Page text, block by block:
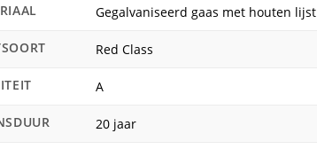
Gegalvaniseerd gaas met houten lijst
Red Class
A
20 jaar